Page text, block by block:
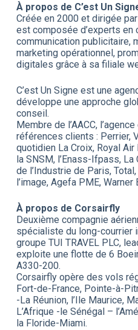
À propos de C’est Un
Créée en 2000 et dirigée
est composée d’experts
communication publicitaire,
marketing opérationnel,
digitales grâce à sa filiale
C’est Un Signe est une
développe une approche
conseil.
Membre de l’AACC,
références clients : Perrier,
quotidien La Croix, Royal
la SNSM, l’Enass-Ifpass,
de l’Industrie de Paris,
l’image, Agefa PME, Warner
À propos de Corsairfly
Deuxième compagnie
spécialiste du long-courrier
groupe TUI TRAVEL PLC,
exploite une flotte de 6
A330-200.
Corsairfly opère des vols
Fort-de-France, Pointe-à-
-La Réunion, l’Ile Maurice,
L’Afrique -le Sénégal –
la Floride-Miami.